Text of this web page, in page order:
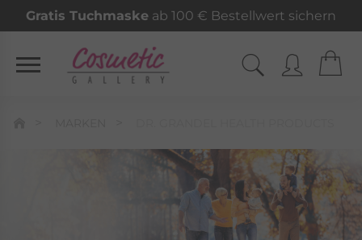
Gratis Tuchmaske ab 100 € Bestellwert sichern